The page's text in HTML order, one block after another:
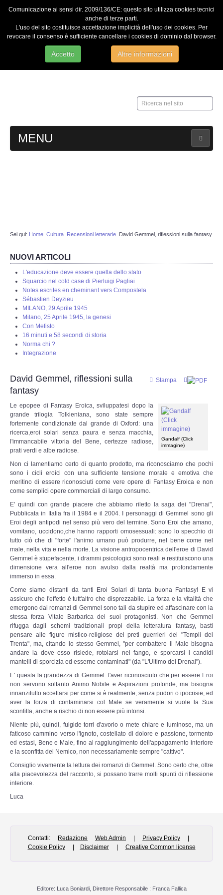
Comunicazione ai sensi dir. 2009/136/CE: questo sito utilizza cookies tecnici
anche di terze parti.
L'uso del sito costituisce accettazione implicità dell'uso dei cookies. Per
revocare il consenso è sufficiente cancellare i cookies di dominio dal browser.
Accetto Altre informazioni
Ricerca
nel
MENU
Redazione
Eventi in programmazione
STORIA
Protostoria
Storia Greco Romana
Storia - La Reconquista
Storia Moderna
La nostra storia
Leggende e Feste
CULTURA
Strade d'Europa
Saggi e Testi
Recensioni letterarie
Abecedarium
Mito e Poesia
I CADUTI
DOCUMENTI
Documenti 1900 - 1940
Documenti 1940 - 2000
Documenti dal 2000 ad oggi
Super Guest
Filmati
Discimus Vitae
Sei qui: Home Cultura Recensioni letterarie David Gemmel, riflessioni sulla fantasy
NUOVI ARTICOLI
L'educazione deve essere quella dello stato
Squarcio nel cold case di Pierluigi Pagliai
Notes escrites en cheminant vers Compostela
Sébastien Deyzieu
MILANO, 29 Aprile 1945
Milano, 25 Aprile 1945, la genesi
Con Mefisto
16 minuti e 58 secondi di storia
Norma chi ?
Integrazione
Stampa
David Gemmel, riflessioni sulla
fantasy
Gandalf (Click
immagine)
Le epopee di Fantasy Eroica, sviluppatesi dopo la
grande trilogia Tolkieniana, sono state sempre
fortemente condizionate dal grande di Oxford: una
ricerca,eroi solari senza paura e senza macchia,
l'immancabile vittoria del Bene, certezze radiose,
prati verdi e albe radiose.
Non ci lamentiamo certo di quanto prodotto, ma riconosciamo che pochi
sono i cicli eroici con una sufficiente tensione morale e emotiva che
meritino di essere riconosciuti come vere opere di Fantasy Eroica e non
come semplici opere commerciali di largo consumo.
E' quindi con grande piacere che abbiamo riletto la saga dei "Drenai",
Pubblicata in Italia fra il 1984 e il 2004. I personaggi di Gemmel sono gli
Eroi degli antipodi nel senso più vero del termine. Sono Eroi che amano,
vomitano, uccidono,che hanno rapporti omosessuali: sono lo specchio di
tutto ciò che di "forte" l'animo umano può produrre, nel bene come nel
male, nella vita e nella morte. La visione antropocentrica dell'eroe di David
Gemmel è stupefacente, i drammi psicologici sono reali e restituiscono una
dimensione vera all'eroe non avulso dalla realtà ma profondamente
immerso in essa.
Come siamo distanti da tanti Eroi Solari di tanta buona Fantasy! E vi
assicuro che l'effetto è tutt'altro che disprezzabile. La forza e la vitalità che
emergono dai romanzi di Gemmel sono tali da stupire ed affascinare con la
stessa forza Vitale Barbarica dei suoi protagonisti. Non che Gemmel
rifugga dagli schemi tradizionali propi della letteratura fantasy, basti
pensare alle figure mistico-religiose dei preti guerrieri dei "Templi dei
Trenta", ma, citando lo stesso Gemmel, "per combattere il Male bisogna
andare la dove esso risiede, rotolarsi nel fango, e sporcarsi i candidi
mantelli di sporcizia ed esserne contaminati" (da "L'Ultimo dei Drenai").
E' questa la grandezza di Gemmel: l'aver riconosciuto che per essere Eroi
non servono soltanto Animo Nobile e Aspirazioni profonde, ma bisogna
innanzitutto accettarsi per come si è realmente, senza pudori o ipocrisie, ed
aver la forza di contaminarsi col Male se veramente si vuole la Sua
sconfitta, anche a rischio di non essere più intonsi.
Niente più, quindi, fulgide torri d'avorio o mete chiare e luminose, ma un
faticoso cammino verso l'ignoto, costellato di dolore e passione, tormento
ed estasi, Bene e Male, fino al raggiungimento dell'appagamento interiore
e la sconfitta del Nemico, non necessariamente sempre "cattivo".
Consiglio vivamente la lettura dei romanzi di Gemmel. Sono certo che, oltre
alla piacevolezza del racconto, si possano trarre molti spunti di riflessione
interiore.
Luca
Contatti: Redazione Web Admin Privacy Policy
Cookie Policy| Disclaimer| Creative Common license
Editore: Luca Boniardi, Direttore Responsabile : Franca Fallica